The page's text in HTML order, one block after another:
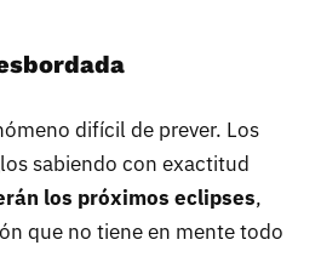
difícil de prever. Los
sabiendo con exactitud
los próximos eclipses,
que no tiene en mente todo